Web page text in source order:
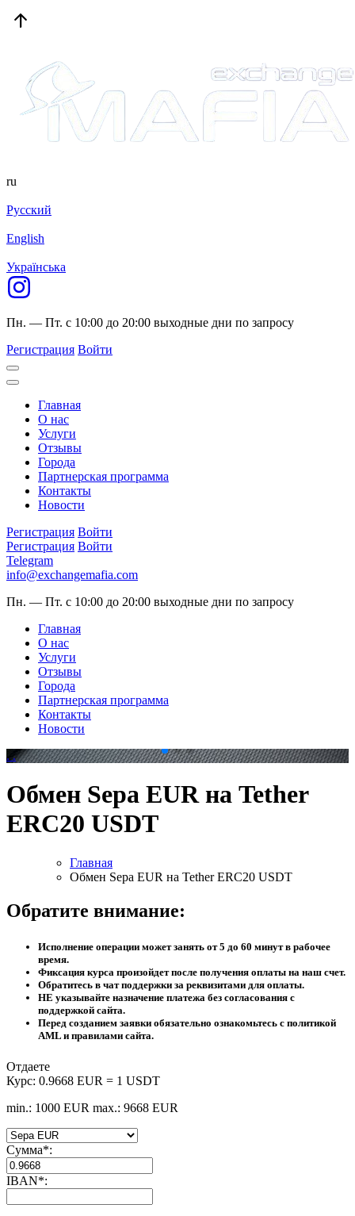
ru
Русский
English
Українська
Пн. — Пт. с 10:00 до 20:00 выходные дни по запросу
Регистрация Войти
Главная
О нас
Услуги
Отзывы
Города
Партнерская программа
Контакты
Новости
Регистрация Войти
Регистрация Войти
Telegram
info@exchangemafia.com
Пн. — Пт. с 10:00 до 20:00 выходные дни по запросу
Главная
О нас
Услуги
Отзывы
Города
Партнерская программа
Контакты
Новости
. .
Обмен Sepa EUR на Tether
ERC20 USDT
Главная
Обмен Sepa EUR на Tether ERC20 USDT
Обратите внимание:
Исполнение операции может занять от 5 до 60 минут в рабочее
время.
Фиксация курса произойдет после получения оплаты на наш счет.
Обратитесь в чат поддержки за реквизитами для оплаты.
НЕ указывайте назначение платежа без согласования с
поддержкой сайта.
Перед созданием заявки обязательно ознакомьтесь с политикой
AML и правилами сайта.
Отдаете
Курс: 0.9668 EUR = 1 USDT
min.: 1000 EUR max.: 9668 EUR
Сумма*:
IBAN*: